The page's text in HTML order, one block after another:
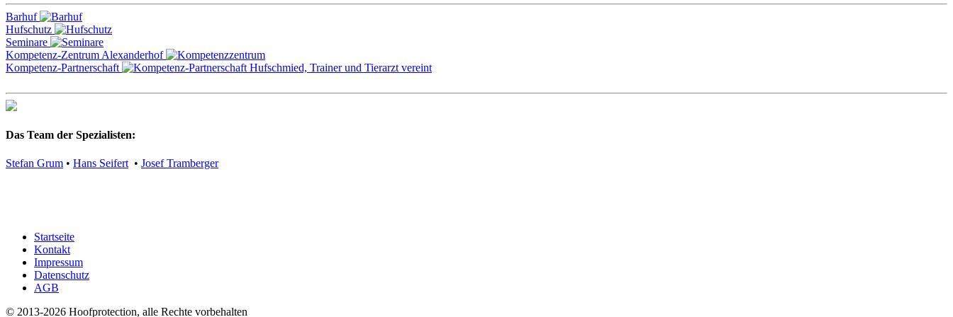
Barhuf
Hufschutz
Seminare
Kompetenz-Zentrum Alexanderhof
Kompetenz-Partnerschaft
Das Team der Spezialisten:
Stefan Grum • Hans Seifert • Josef Tramberger
Startseite
Kontakt
Impressum
Datenschutz
AGB
© 2013-2026 Hoofprotection, alle Rechte vorbehalten